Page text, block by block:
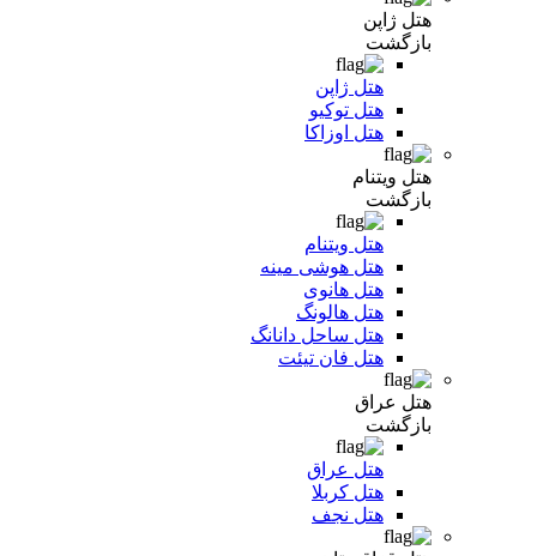
هتل ژاپن
بازگشت
هتل ژاپن
هتل توکیو
هتل اوزاکا
هتل ویتنام
بازگشت
هتل ویتنام
هتل هوشی مینه
هتل هانوی
هتل هالونگ
هتل ساحل دانانگ
هتل فان تیئت
هتل عراق
بازگشت
هتل عراق
هتل کربلا
هتل نجف